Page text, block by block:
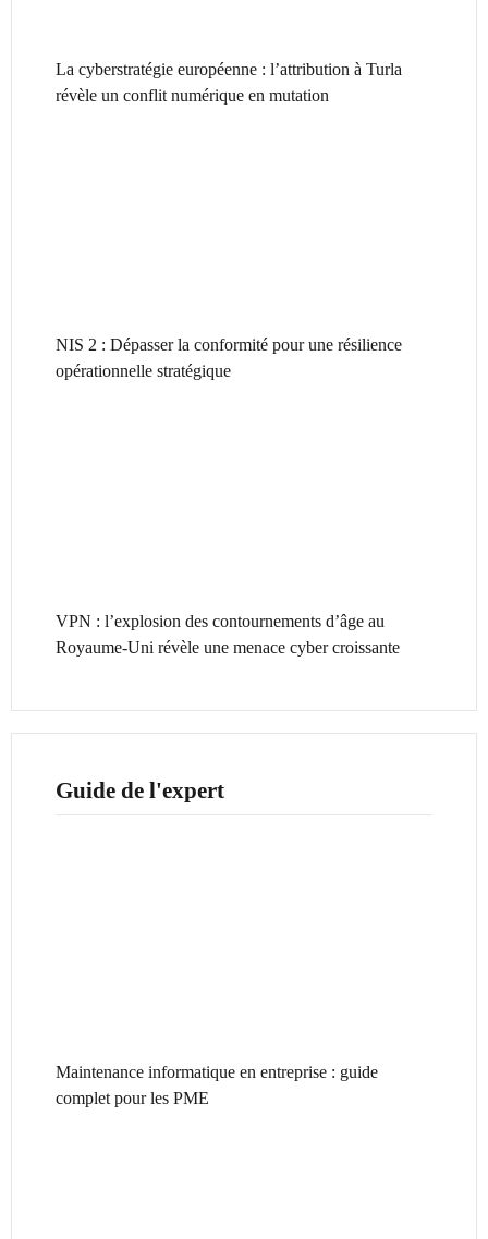
La cyberstratégie européenne : l’attribution à Turla
révèle un conflit numérique en mutation
NIS 2 : Dépasser la conformité pour une résilience
opérationnelle stratégique
VPN : l’explosion des contournements d’âge au
Royaume-Uni révèle une menace cyber croissante
Guide de l'expert
Maintenance informatique en entreprise : guide
complet pour les PME